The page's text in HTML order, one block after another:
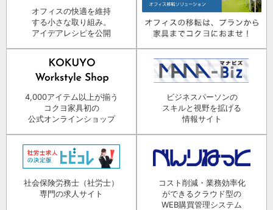
オフィスの快適を維持
する小さな取り組み。
アイデアレシピを公開
4,000アイテム以上が揃う
コクヨ家具初の
公式オンラインショップ
ビジネスパーソンの
スキルと視野を拡げる
情報サイト
社会保険労務士（社労士）
専門の求人サイト
コスト削減・業務効率化
ができるクラウド型の
WEB購買管理システム